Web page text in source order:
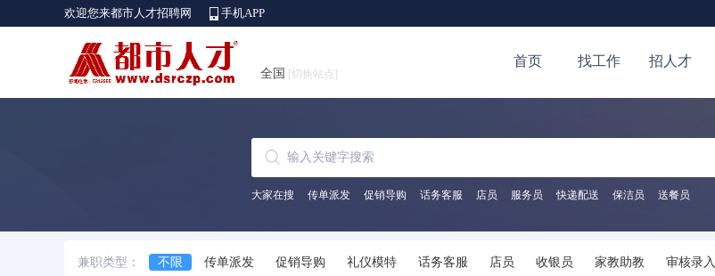
欢迎您来都市人才招聘网 手机APP
全国 [切换站点]
首页 找工作 招人才
大家在搜 传单派发 促销导购 话务客服 店员 服务员 快递配送 保洁员 送餐员
兼职类型： 不限 传单派发 促销导购 礼仪模特 话务客服 店员 收银员 家教助教 审核录入